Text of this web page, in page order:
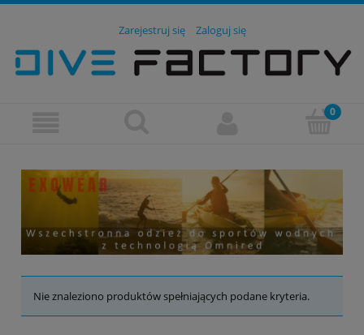
Zarejestruj się Zaloguj się
Nie znaleziono produktów spełniających podane kryteria.